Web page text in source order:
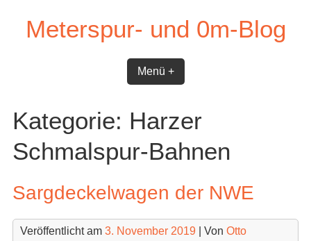
contentMeterspur- und 0m-Blog
Menü +
Kategorie: Harzer
Schmalspur-Bahnen
Sargdeckelwagen der NWE
Veröffentlicht am 3. November 2019| Von Otto